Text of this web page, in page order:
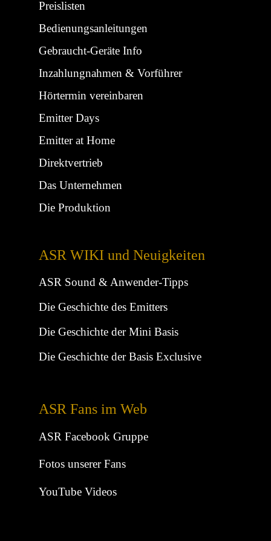
ASR WIKI und Neuigkeiten
ASR Sound & Anwender-Tipps
Die Geschichte des Emitters
Die Geschichte der Mini Basis
Die Geschichte der Basis Exclusive
ASR Fans im Web
ASR Facebook Gruppe
Fotos unserer Fans
YouTube Videos
Preislisten
Bedienungsanleitungen
Gebraucht-Geräte Info
Inzahlungnahmen & Vorführer
Hörtermin vereinbaren
Emitter Days
Emitter at Home
Direktvertrieb
Das Unternehmen
Die Produktion